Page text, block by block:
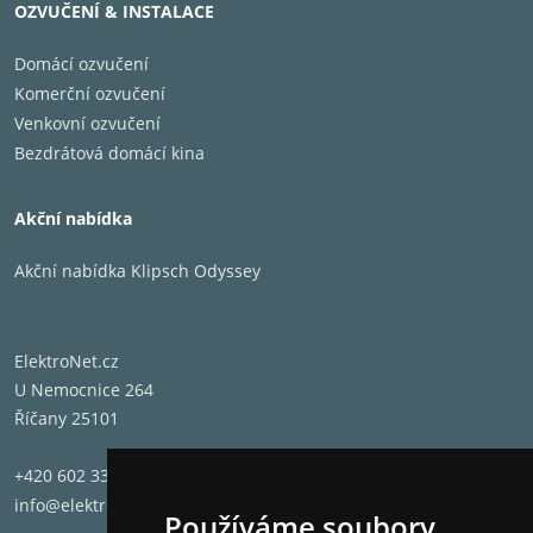
OZVUČENÍ & INSTALACE
Domácí ozvučení
Komerční ozvučení
Venkovní ozvučení
Bezdrátová domácí kina
Akční nabídka
Akční nabídka Klipsch Odyssey
ElektroNet.cz
U Nemocnice 264
Říčany 25101
+420 602 331 662
info@elektronet.cz